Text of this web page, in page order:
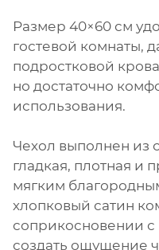
Размер 40×60 см
гостевой комнаты,
подростковой
но достаточно
использования.
Чехол выполнен из
гладкая, плотная и
мягким
хлопковый сатин
соприкосновении
создать ощущение